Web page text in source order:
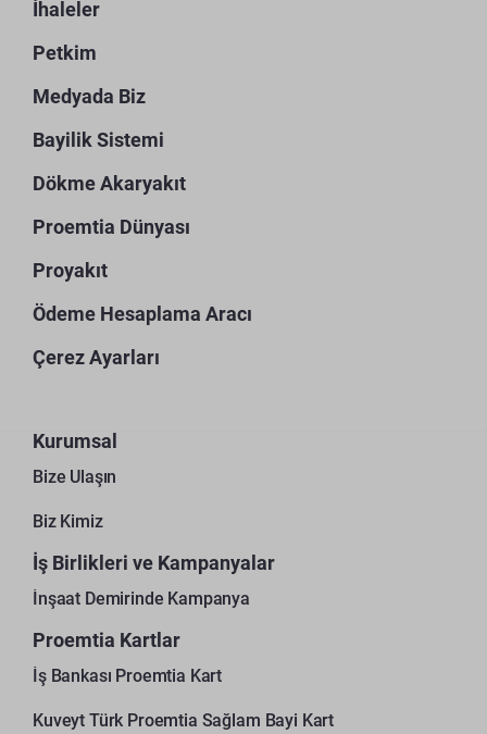
İhaleler
Petkim
Medyada Biz
Bayilik Sistemi
Dökme Akaryakıt
Proemtia Dünyası
Proyakıt
Ödeme Hesaplama Aracı
Çerez Ayarları
Kurumsal
Bize Ulaşın
Biz Kimiz
İş Birlikleri ve Kampanyalar
İnşaat Demirinde Kampanya
Proemtia Kartlar
İş Bankası Proemtia Kart
Kuveyt Türk Proemtia Sağlam Bayi Kart